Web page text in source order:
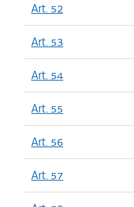
Art. 52
Art. 53
Art. 54
Art. 55
Art. 56
Art. 57